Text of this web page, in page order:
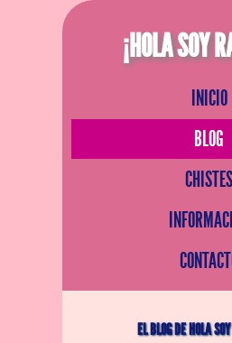
¡HOLA SOY
INICIO
BLOG
CHISTES
EL BLOG DE HOLA